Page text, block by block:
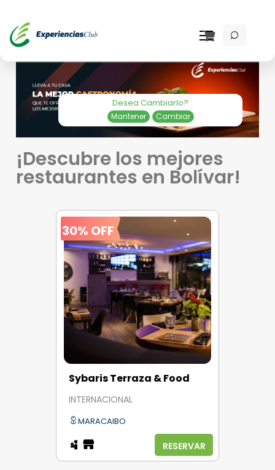
Desea Cambiarlo?
Mantener Cambiar
¡Descubre los mejores
restaurantes en Bolívar!
30% OFF
Sybaris Terraza & Food
INTERNACIONAL
MARACAIBO
RESERVAR